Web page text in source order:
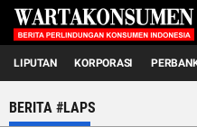
LIPUTAN KORPORASI
BERITA #LAPS